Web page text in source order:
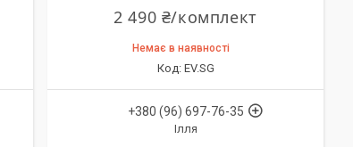
2 490 ₴/комплект
Немає в наявності
EV.SG
+380 (96) 697-76-35
Ілля